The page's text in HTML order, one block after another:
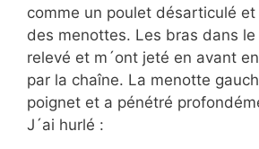
comme un poulet désarticulé
des menottes. Les bras dans
relevé et m´ont jeté en avant
par la chaîne. La menotte
poignet et a pénétré
J´ai hurlé :